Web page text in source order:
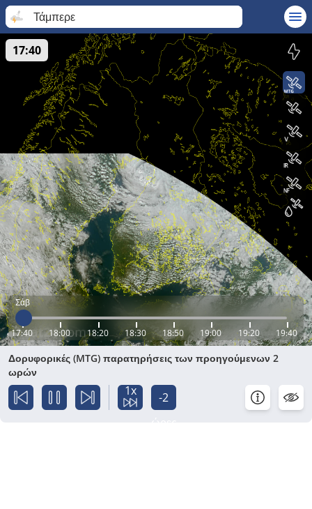
Τάμπερε
Σάβ
17:40 18:00 18:20 18:30 18:50 19:00 19:20 19:40
17:40
Δορυφορικές (MTG) παρατηρήσεις των προηγούμενων 2
ωρών
1x
-2